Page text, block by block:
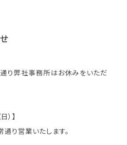
り弊社事務所はお休みをいただ
）】
り営業いたします。